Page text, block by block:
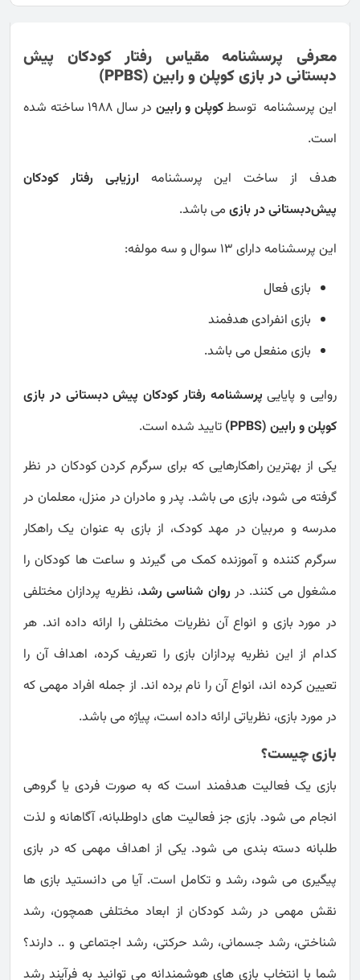
معرفی پرسشنامه مقیاس رفتار کودکان پیش‌
دبستانی در بازی کوپلن و رابین (PPBS)
این پرسشنامه توسطکوپلن و رابین
در سال 1988 ساخته شده
است.
هدف از ساخت این پرسشنامه ارزیابی رفتار کودکان
پیش‌دبستانی در بازیمی باشد.
این پرسشنامه دارای 13 سوال و سه مولفه:
بازی فعال
بازی انفرادی هدفمند
بازی منفعل می باشد.
روایی و پایاییپرسشنامه رفتار کودکان پیش‌ دبستانی در بازی
کوپلن و رابین (PPBS)
تایید شده است.
یکی از بهترین راهکارهایی که برای سرگرم کردن کودکان در نظر
گرفته می شود، بازی می باشد. پدر و مادران در منزل، معلمان در
مدرسه و مربیان در مهد کودک، از بازی به عنوان یک راهکار
سرگرم کننده و آموزنده کمک می گیرند و ساعت ها کودکان را
مشغول می کنند. درروان شناسی رشد، نظریه پردازان مختلفی
در مورد بازی و انواع آن نظریات مختلفی را ارائه داده اند. هر
کدام از این نظریه پردازان بازی را تعریف کرده، اهداف آن را
تعیین کرده اند، انواع آن را نام برده اند. از جمله افراد مهمی که
در مورد بازی، نظریاتی ارائه داده است، پیاژه می باشد.
بازی چیست؟
بازی یک فعالیت هدفمند است که به صورت فردی یا گروهی
انجام می شود. بازی جز فعالیت های داوطلبانه، آگاهانه و لذت
طلبانه دسته بندی می شود. یکی از اهداف مهمی که در بازی
پیگیری می شود، رشد و تکامل است. آیا می دانستید بازی ها
نقش مهمی در رشد کودکان از ابعاد مختلفی همچون، رشد
شناختی، رشد جسمانی، رشد حرکتی، رشد اجتماعی و .. دارند؟
شما با انتخاب بازی های هوشمندانه می توانید به فرآیند رشد